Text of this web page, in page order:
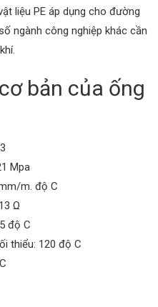
liệu PE áp dụng cho đường
ngành công nghiệp khác cần
bản của ống
Mpa
m. độ C
Ω
độ C
thiểu: 120 độ C